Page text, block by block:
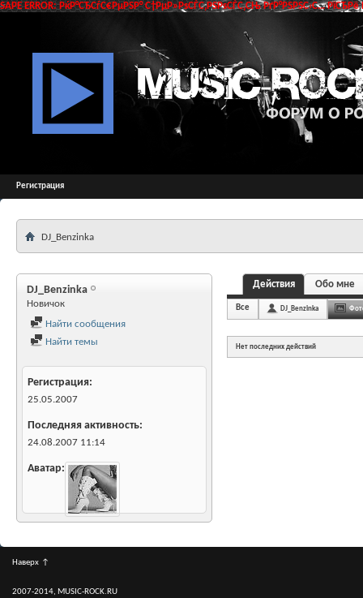
SAPE ERROR: РќР°СЂСѓС€РµРЅР° С†РµР»РѕСЃС‚РЅРѕСЃС‚СЊ РґР°РЅРЅС‹С…
Регистрация
DJ_Benzinka
DJ_Benzinka
Новичок
Найти сообщения
Найти темы
Регистрация
25.05.2007
Последняя активность
24.08.2007 11:14
Аватар
Действия Обо мне
Все DJ_Benzinka
Нет последних действий
Наверх ↑
2007-2014, MUSIC-ROCK.RU